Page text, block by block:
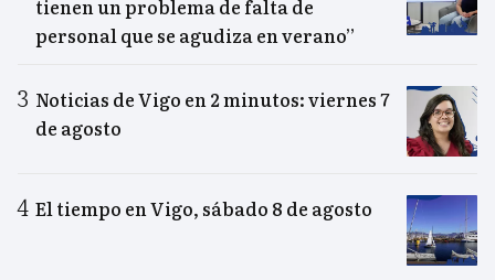
tienen un problema de falta de
personal que se agudiza en verano”
Noticias de Vigo en 2 minutos: viernes 7
de agosto
El tiempo en Vigo, sábado 8 de agosto